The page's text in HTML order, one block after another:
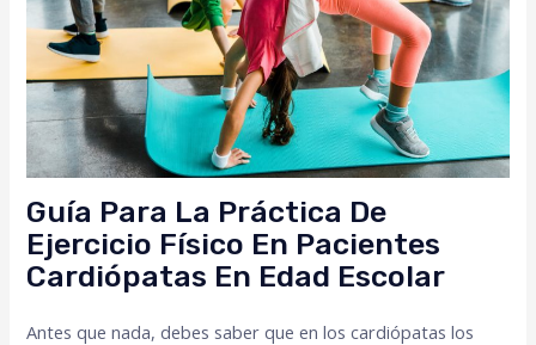
Guía Para La Práctica De
Ejercicio Físico En Pacientes
Cardiópatas En Edad Escolar
Antes que nada, debes saber que en los cardiópatas los